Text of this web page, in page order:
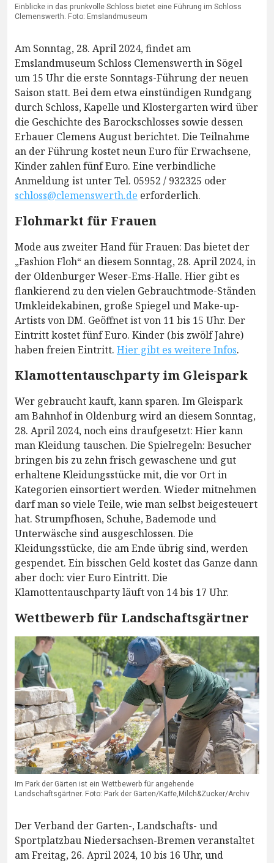
Einblicke in das prunkvolle Schloss bietet eine Führung im Schloss
Clemenswerth. Foto: Emslandmuseum
Am Sonntag, 28. April 2024, findet am
Emslandmuseum Schloss Clemenswerth in Sögel
um 15 Uhr die erste Sonntags-Führung der neuen
Saison statt. Bei dem etwa einstündigen Rundgang
durch Schloss, Kapelle und Klostergarten wird über
die Geschichte des Barockschlosses sowie dessen
Erbauer Clemens August berichtet. Die Teilnahme
an der Führung kostet neun Euro für Erwachsene,
Kinder zahlen fünf Euro. Eine verbindliche
Anmeldung ist unter Tel. 05952 / 932325 oder
schloss@clemenswerth.de erforderlich.
Flohmarkt für Frauen
Mode aus zweiter Hand für Frauen: Das bietet der
„Fashion Floh“ an diesem Sonntag, 28. April 2024, in
der Oldenburger Weser-Ems-Halle. Hier gibt es
flankierend zu den vielen Gebrauchtmode-Ständen
Umkleidekabinen, große Spiegel und Make-up-
Artists von DM. Geöffnet ist von 11 bis 15 Uhr. Der
Eintritt kostet fünf Euro. Kinder (bis zwölf Jahre)
haben freien Eintritt. Hier gibt es weitere Infos.
Klamottentauschparty im Gleispark
Wer gebraucht kauft, kann sparen. Im Gleispark
am Bahnhof in Oldenburg wird an diesem Sonntag,
28. April 2024, noch eins draufgesetzt: Hier kann
man Kleidung tauschen. Die Spielregeln: Besucher
bringen bis zu zehn frisch gewaschene und gut
erhaltene Kleidungsstücke mit, die vor Ort in
Kategorien einsortiert werden. Wieder mitnehmen
darf man so viele Teile, wie man selbst beigesteuert
hat. Strumpfhosen, Schuhe, Bademode und
Unterwäsche sind ausgeschlossen. Die
Kleidungsstücke, die am Ende übrig sind, werden
gespendet. Ein bisschen Geld kostet das Ganze dann
aber doch: vier Euro Eintritt. Die
Klamottentauschparty läuft von 14 bis 17 Uhr.
Wettbewerb für Landschaftsgärtner
Im Park der Gärten ist ein Wettbewerb für angehende
Landschaftsgärtner. Foto: Park der Gärten/Kaffe,Milch&Zucker/Archiv
Der Verband der Garten-, Landschafts- und
Sportplatzbau Niedersachsen-Bremen veranstaltet
am Freitag, 26. April 2024, 10 bis 16 Uhr, und